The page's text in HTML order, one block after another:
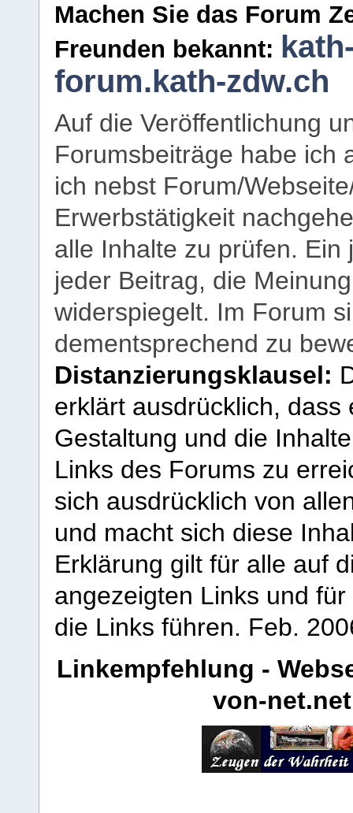
Machen Sie das Forum
Freunden bekannt:
forum.kath-zdw.ch
Auf die Veröffentlichung
Forumsbeiträge habe ich
ich nebst Forum/
Erwerbstätigkeit
alle Inhalte zu prüfen.
jeder Beitrag, die
widerspiegelt. Im Forum
dementsprechend zu
Distanzierungsklausel:
erklärt ausdrücklich,
Gestaltung und die
Links des Forums zu
sich ausdrücklich von
und macht sich diese
Erklärung gilt für alle auf
angezeigten Links und
die Links führen. Feb.
Linkempfehlung -
von-net.net